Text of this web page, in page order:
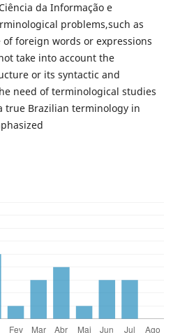
da Informação e
problems,such as
foreign words or expressions
take into account the
or its syntactic and
need of terminological studies
true Brazilian terminology in